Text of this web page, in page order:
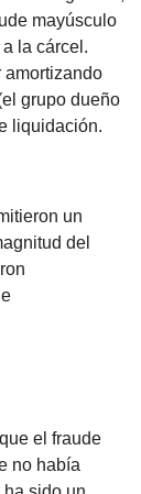
mayúsculo
la cárcel.
amortizando
grupo dueño
liquidación.
un
del
el fraude
no había